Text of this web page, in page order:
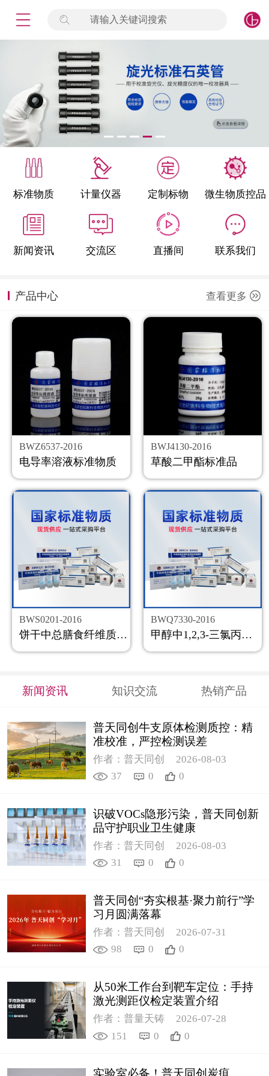
请输入关键词搜索
标准物质 计量仪器 定制标物 微生物质控品
新闻资讯 交流区 直播间 联系我们
产品中心 查看更多
BWZ6537-2016
电导率溶液标准物质
BWJ4130-2016
草酸二甲酯标准品
BWS0201-2016
饼干中总膳食纤维质控样品
BWQ7330-2016
甲醇中1,2,3-三氯丙烷溶液标准物质
新闻资讯 知识交流 热销产品
普天同创牛支原体检测质控：精
准校准，严控检测误差
作者：普天同创
2026-08-03
37
0 0
识破VOCs隐形污染，普天同创新
品守护职业卫生健康
作者：普天同创
2026-08-03
31
0 0
普天同创“夯实根基·聚力前行”学
习月圆满落幕
作者：普天同创
2026-07-31
98
0 0
从50米工作台到靶车定位：手持
激光测距仪检定装置介绍
作者：普量天铸
2026-07-28
151
0 0
签到
标准物质
产品专项
微生物检测/质控品
定制标物
定制仪器
新闻资讯
公司主页
购物车
会员中心
联系我们
返回主页